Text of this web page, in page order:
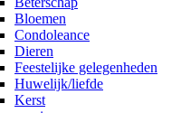
Bloemen
Condoleance
Dieren
Feestelijke gelegenheden
Huwelijk/liefde
Kerst